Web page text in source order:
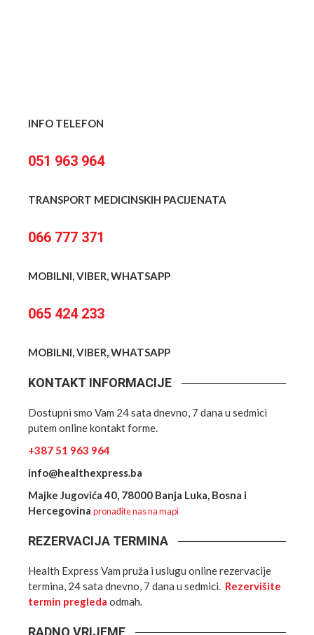
INFO TELEFON
051 963 964
TRANSPORT MEDICINSKIH PACIJENATA
066 777 371
MOBILNI, VIBER, WHATSAPP
065 424 233
MOBILNI, VIBER, WHATSAPP
KONTAKT INFORMACIJE
Dostupni smo Vam 24 sata dnevno, 7 dana u sedmici
putem online kontakt forme.
+387 51 963 964
info@healthexpress.ba
Majke Jugovića 40, 78000 Banja Luka, Bosna i
Hercegovina pronađite nas na mapi
REZERVACIJA TERMINA
Health Express Vam pruža i uslugu online rezervacije
termina, 24 sata dnevno, 7 dana u sedmici. Rezervišite
termin pregleda odmah.
RADNO VRIJEME